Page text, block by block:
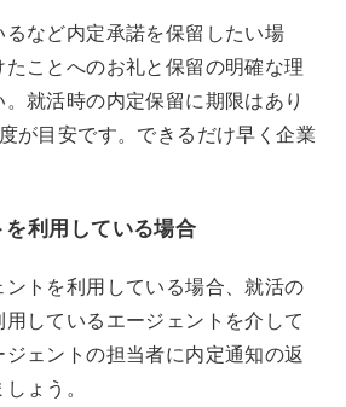
など内定承諾を保留したい場
ことへのお礼と保留の明確な理
就活時の内定保留に期限はあり
が目安です。できるだけ早く企業
利用している場合
トを利用している場合、就活の
しているエージェントを介して
ェントの担当者に内定通知の返
ょう。